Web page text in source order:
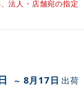
法人・店舗宛の指定
～ 8月17日 出荷